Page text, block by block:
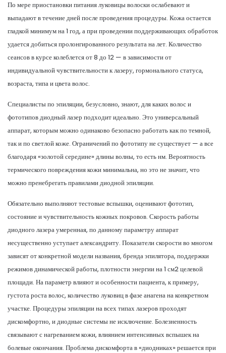
По мере приостановки питания луковицы волоски ослабевают и
выпадают в течение дней после проведения процедуры. Кожа остается
гладкой минимум на 1 год, а при проведении поддерживающих обработок
удается добиться пролонгированного результата на лет. Количество
сеансов в курсе колеблется от 8 до 12 — в зависимости от
индивидуальной чувствительности к лазеру, гормонального статуса,
возраста, типа и цвета волос.
Специалисты по эпиляции, безусловно, знают, для каких волос и
фототипов диодный лазер подходит идеально. Это универсальный
аппарат, которым можно одинаково безопасно работать как по темной,
так и по светлой коже. Ограничений по фототипу не существует — а все
благодаря «золотой середине» длины волны, то есть нм. Вероятность
термического повреждения кожи минимальна, но это не значит, что
можно пренебрегать правилами диодной эпиляции.
Обязательно выполняют тестовые вспышки, оценивают фототип,
состояние и чувствительность кожных покровов. Скорость работы
диодного лазера умеренная, по данному параметру аппарат
несущественно уступает александриту. Показатели скорости во многом
зависят от конкретной модели названия, бренда эпилятора, поддержки
режимов динамической работы, плотности энергии на 1 см2 целевой
площади. На параметр влияют и особенности пациента, к примеру,
густота роста волос, количество луковиц в фазе анагена на конкретном
участке. Процедуры эпиляции на всех типах лазеров проходят
дискомфортно, и диодные системы не исключение. Болезненность
связывают с нагреванием кожи, влиянием интенсивных вспышек на
болевые окончания. Проблема дискомфорта в «диодниках» решается при